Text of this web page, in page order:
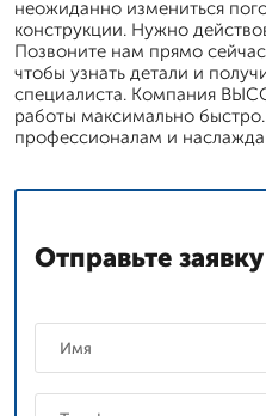
неожиданно измениться
конструкции. Нужно
Позвоните нам прямо
чтобы узнать детали и
специалиста. Компания
работы максимально
профессионалам и
Отправьте заявку